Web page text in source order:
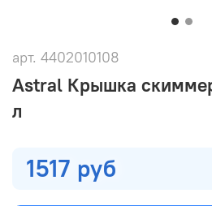
арт. 4402010108
Astral Крышка
л
1517 руб